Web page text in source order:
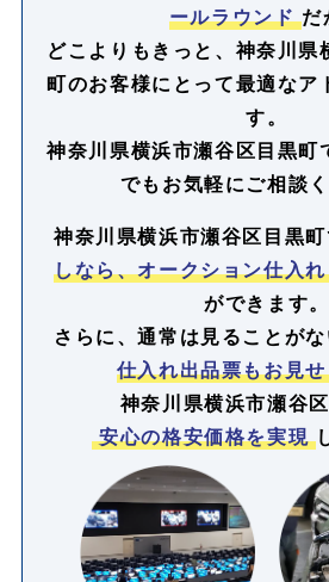
ールラウンド だ
どこよりもきっと、神奈川県
町のお客様にとって最適なア
す。
神奈川県横浜市瀬谷区目黒町
でもお気軽にご相談く
神奈川県横浜市瀬谷区目黒
しなら、オークション仕入れ
ができます。
さらに、通常は見ることが
仕入れ出品票もお見
神奈川県横浜市瀬谷
安心の格安価格を実現